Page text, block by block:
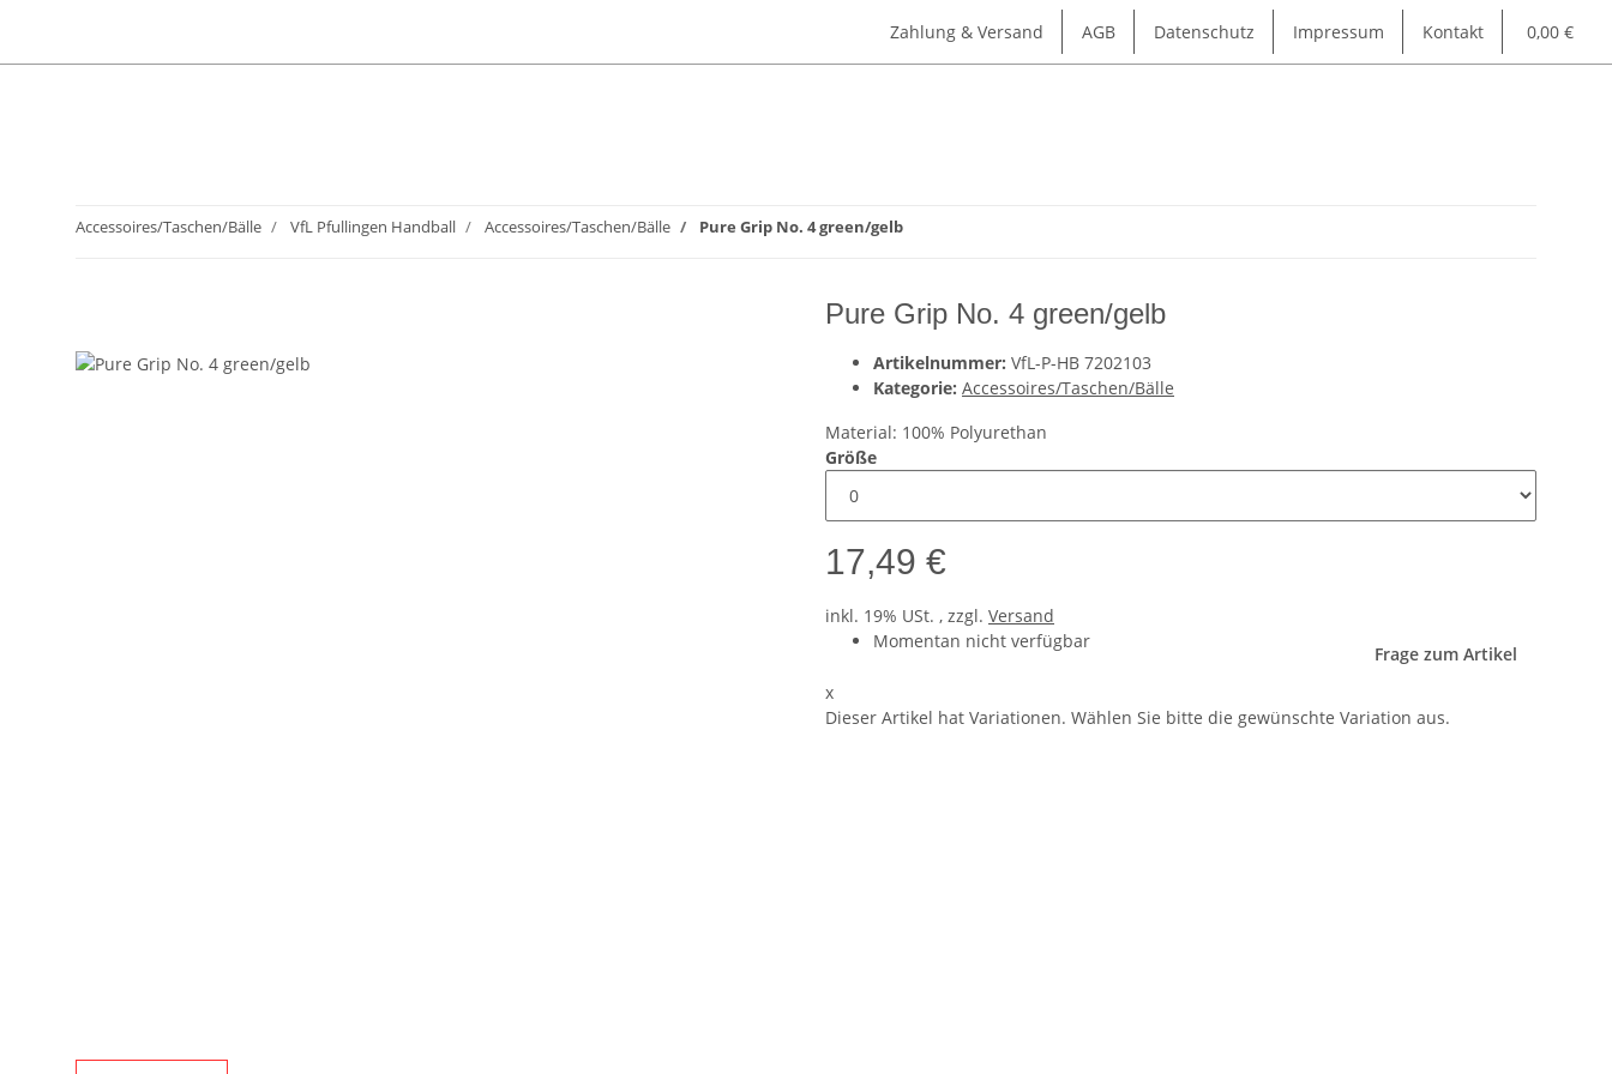
Zahlung & Versand AGB Datenschutz Impressum Kontakt 0,00 €
Accessoires/Taschen/Bälle VfL Pfullingen Handball Accessoires/Taschen/Bälle Pure Grip No. 4 green/gelb
Pure Grip No. 4 green/gelb
Artikelnummer: VfL-P-HB 7202103
Kategorie: Accessoires/Taschen/Bälle
Material: 100% Polyurethan
Größe
17,49 €
inkl. 19% USt. , zzgl. Versand
Momentan nicht verfügbar
Frage zum Artikel
x
Dieser Artikel hat Variationen. Wählen Sie bitte die gewünschte Variation aus.